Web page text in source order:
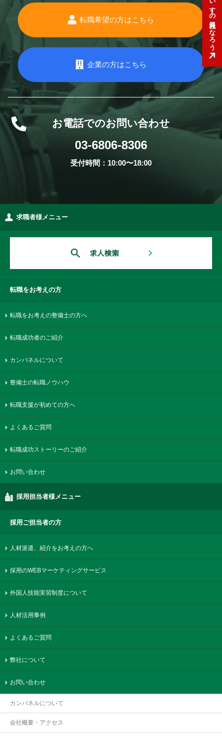
いすゞの社員になろう
転職希望の方はこちら
企業の方はこちら
お電話でのお問い合わせ
03-6806-8306
受付時間：10:00〜18:00
求職者様メニュー
転職をお考えの方
転職をお考えの整備士の方へ
転職成功者のご紹介
カンパネルについて
整備士の転職ノウハウ
転職支援が初めての方へ
よくあるご質問
転職成功ストーリーのご紹介
お問い合わせ
採用担当者様メニュー
採用ご担当者の方
人材派遣、紹介をお考えの方へ
採用のWEBマーケティングサービス
外国人技能実習制度について
人材活用事例
よくあるご質問
弊社について
お問い合わせ
カンパネルについて
会社概要・アクセス